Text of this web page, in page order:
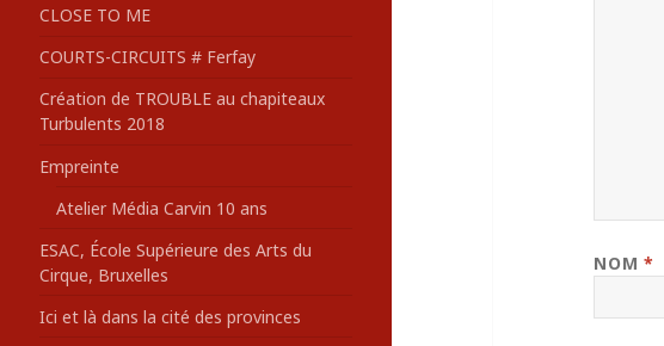
CLOSE TO ME
COURTS-CIRCUITS # Ferfay
Création de TROUBLE au chapiteaux
Turbulents 2018
Empreinte
Atelier Média Carvin 10 ans
ESAC, École Supérieure des Arts du
Cirque, Bruxelles
Ici et là dans la cité des provinces
NOM *